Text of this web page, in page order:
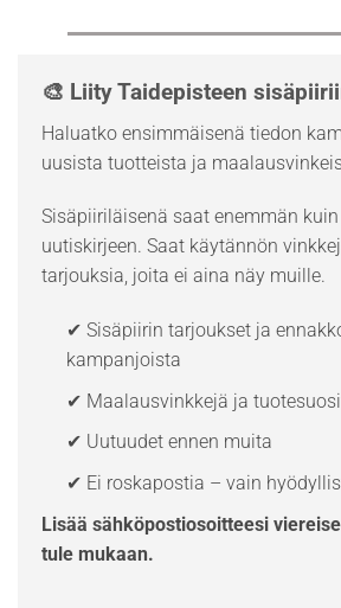
🎨 Liity Taidepisteen
Haluatko ensimmäisenä tiedon
uusista tuotteista ja
Sisäpiiriläisenä saat enemmän
uutiskirjeen. Saat käytännön
tarjouksia, joita ei aina näy muille.
✔ Sisäpiirin tarjoukset ja
kampanjoista
✔ Maalausvinkkejä ja
✔ Uutuudet ennen muita
✔ Ei roskapostia – vain
Lisää sähköpostiosoitteesi
tule mukaan.